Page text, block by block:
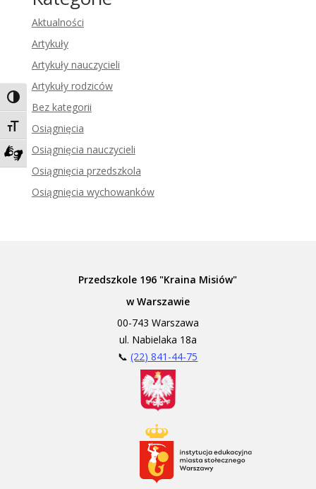
Toggle High Contrast
Toggle Font size
Zadzwoń do tłumacza języka migowego
Aktualności
Artykuły
Artykuły nauczycieli
Artykuły rodziców
Bez kategorii
Osiągnięcia
Osiągnięcia nauczycieli
Osiągnięcia przedszkola
Osiągnięcia wychowanków
Przedszkole 196 "Kraina Misiów"
w Warszawie
00-743 Warszawa
ul. Nabielaka 18a
📞(22) 841-44-75